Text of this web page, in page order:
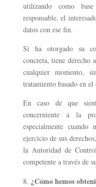
utilizando como
responsable, el
datos con ese fin.
Si ha otorgado su
concreta, tiene derecho
cualquier momento,
tratamiento basado en
En caso de que
concerniente a la
especialmente
ejercicio de sus
la Autoridad de
competente a través de
¿Cómo hemos